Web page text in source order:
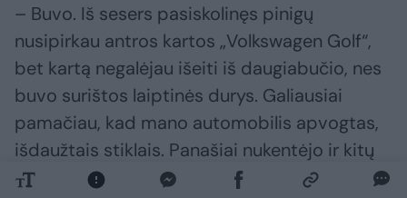
– Buvo. Iš sesers pasiskolinęs pinigų
nusipirkau antros kartos „Volkswagen Golf“,
bet kartą negalėjau išeiti iš daugiabučio, nes
buvo surištos laiptinės durys. Galiausiai
pamačiau, kad mano automobilis apvogtas,
išdaužtais stiklais. Panašiai nukentėjo ir kitų
kaimynų automobiliai. Kai dirbau gimtajame